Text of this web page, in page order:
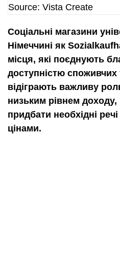
Source: Vista Create
Соціальні магазини
Німеччині як
місця, які поєднують
доступністю споживчих
відіграють важливу
низьким рівнем
придбати необхідні
цінами.